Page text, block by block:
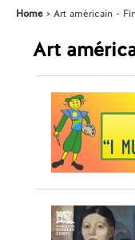
Home Art américain -
Art